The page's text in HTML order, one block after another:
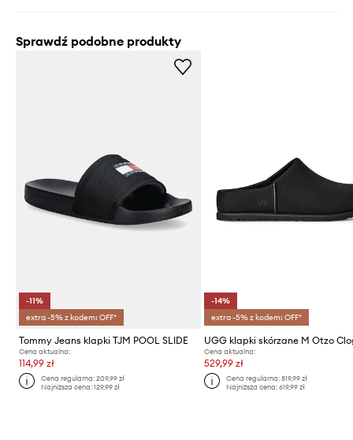
Sprawdź podobne produkty
-11%
extra -5% z kodem: OFF*
Tommy Jeans klapki TJM POOL SLIDE
Cena aktualna:
114,99 zł
Cena regularna:209,99 zł
Najniższa cena:129,99 zł
-14%
extra -5% z kodem: OFF*
UGG klapki skórzane M Otzo
Cena aktualna:
529,99 zł
Cena regularna: 819,99 zł
Najniższa cena: 619,99 zł